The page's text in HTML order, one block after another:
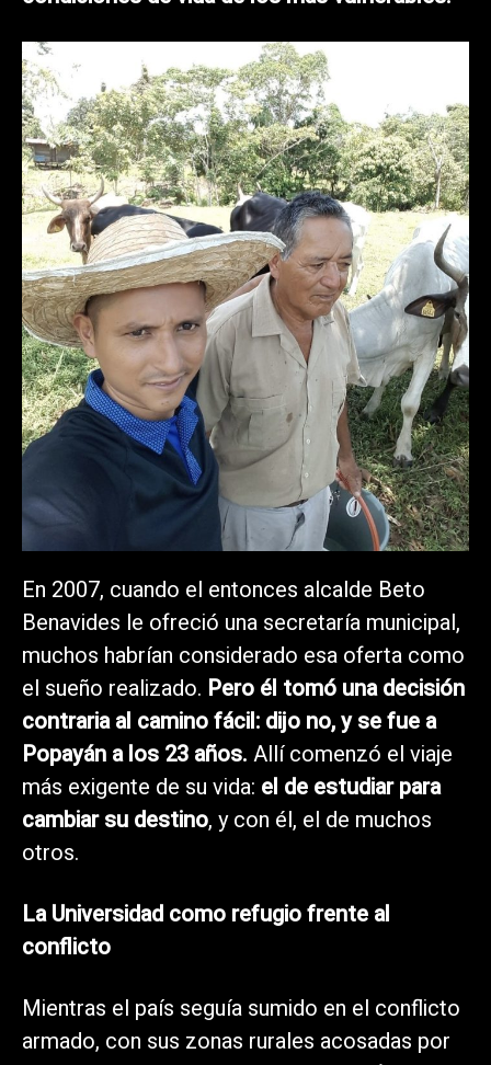
En 2007, cuando el entonces alcalde Beto
Benavides le ofreció una secretaría municipal,
muchos habrían considerado esa oferta como
el sueño realizado. Pero él tomó una decisión
contraria al camino fácil: dijo no, y se fue a
Popayán a los 23 años. Allí comenzó el viaje
más exigente de su vida: el de estudiar para
cambiar su destino, y con él, el de muchos
otros.
La Universidad como refugio frente al
conflicto
Mientras el país seguía sumido en el conflicto
armado, con sus zonas rurales acosadas por